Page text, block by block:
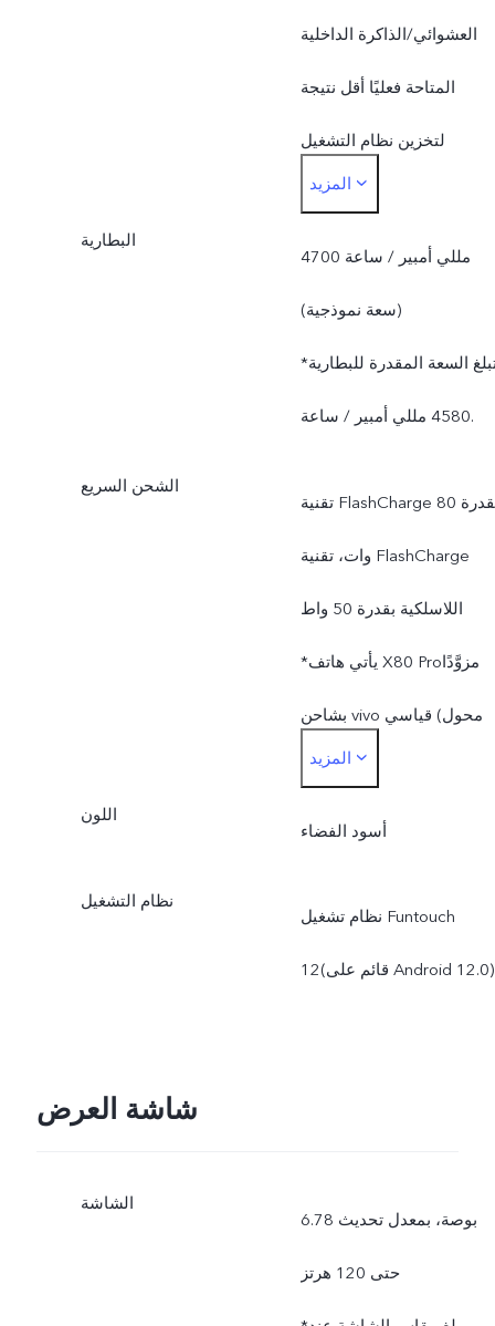
العشوائي/الذاكرة الداخلية
المتاحة فعليًا أقل نتيجة
لتخزين نظام التشغيل
المزيد
البطارية
4700 مللي أمبير / ساعة
(سعة نموذجية)
*تبلغ السعة المقدرة للبطارية
4580 مللي أمبير / ساعة.
الشحن السريع
تقنية FlashCharge بقدرة 80
وات، تقنية FlashCharge
اللاسلكية بقدرة 50 واط
*يأتي هاتف ‎X80 Pro‏ مزوَّدًا
بشاحن vivo قياسي (محول
طاقة بتقنية FlashCharge 20
فولت/4 أمبير) ويدعم حتى 80
FlashCharge اللاسلكية
الشحن حتى 50 وات. يتم
المزيد
اللون
أسود الفضاء
نظام التشغيل
نظام تشغيل ‎Funtouch
12‏(قائم على ‎Android 12.0‏)
شاشة العرض
الشاشة
6.78 بوصة، بمعدل تحديث
حتى 120 هرتز